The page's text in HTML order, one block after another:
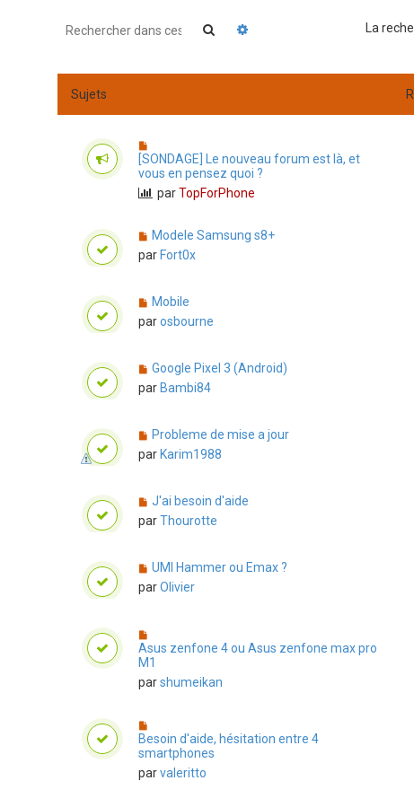
Rechercher La
Sujets
[SONDAGE] Le nouveau forum est là, et
vous en pensez quoi ?
parTopForPhone
Modele Samsung s8+
par Fort0x
Mobile
parosbourne
Google Pixel 3 (Android)
par Bambi84
Probleme de mise a jour
par Karim1988
J'ai besoin d'aide
parThourotte
UMI Hammer ou Emax ?
parOlivier
Asus zenfone 4 ou Asus zenfone max pro
M1
parshumeikan
Besoin d'aide, hésitation entre 4
smartphones
parvaleritto